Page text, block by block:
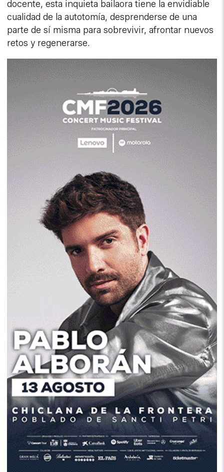
docente, esta inquieta bailaora tiene la envidiable
cualidad de la autotomía, desprenderse de una
parte de sí misma para sobrevivir, afrontar nuevos
retos y regenerarse.